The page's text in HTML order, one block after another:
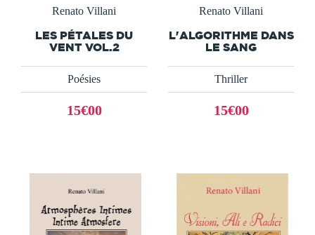
Renato Villani
LES PÉTALES DU
VENT VOL.2
Poésies
15€00
Renato Villani
L'ALGORITHME DANS
LE SANG
Thriller
15€00